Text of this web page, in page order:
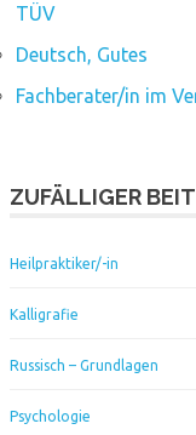
TÜV
Deutsch, Gutes
Fachberater/in im
ZUFÄLLIGER
Heilpraktiker/-in
Kalligrafie
Russisch – Grundlagen
Psychologie